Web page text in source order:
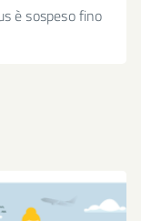
è sospeso fino